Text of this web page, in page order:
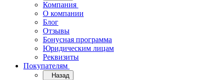
Компания
О компании
Блог
Отзывы
Бонусная программа
Юридическим лицам
Реквизиты
Покупателям
Назад